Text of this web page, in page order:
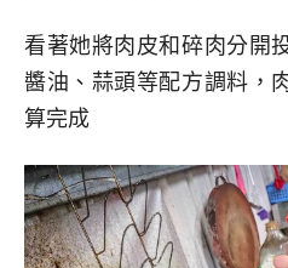
看著她將肉皮和碎肉分開
醬油、蒜頭等配方調料，
算完成